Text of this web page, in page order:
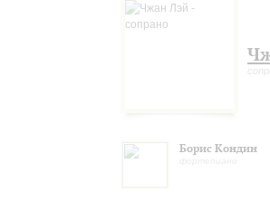
Борис Кондин